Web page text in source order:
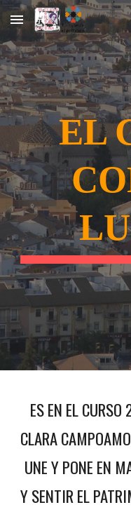
Skip to main content
EL
ES EN EL
CLARA
UNE Y PONE EN
Y SENTIR EL